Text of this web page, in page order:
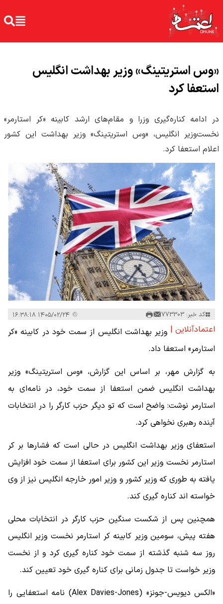
«وس استریتینگ» وزیر بهداشت انگلیس
استعفا کرد
در ادامه کناره‌گیری‌ وزرا و مقام‌های ارشد کابینه «کر استارمر»
نخست‌وزیر انگلیس، «وس استریتینگ» وزیر بهداشت این کشور
اعلام استعفا کرد.
کد خبر: 773303
اعتمادآنلاین | وزیر بهداشت انگلیس از سمت خود در کابینه «کر
استارمر» استعفا داد.
به گزارش مهر، بر اساس این گزارش، «وس استریتینگ» وزیر
بهداشت انگلیس ضمن استعفا از سمت خود، در نامه‌ای به
استارمر نوشت: واضح است که تو دیگر حزب کارگر را در انتخابات
آینده رهبری نخواهی کرد.
استعفای وزیر بهداشت انگلیس در حالی است که فشارها بر کر
استارمر نخست وزیر این کشور برای استعفا از سمت خود افزایش
یافته به طوری که وزیر کشور و وزیر امور خارجه انگلیس نیز از وی
خواسته اند کناره گیری کند.
همچنین پس از شکست سنگین حزب کارگر در انتخابات محلی
هفته پیش، سومین وزیر کابینه کر استارمر نخست وزیر انگلیس
روز سه شنبه گذشته از سمت خود کناره گیری کرد و از نخست‌
وزیر خواست تا جدول زمانی برای کناره‌ گیری خود تعیین کند.
«الکس دیویس-جونز» (Alex Davies-Jones) نامه استعفایی را